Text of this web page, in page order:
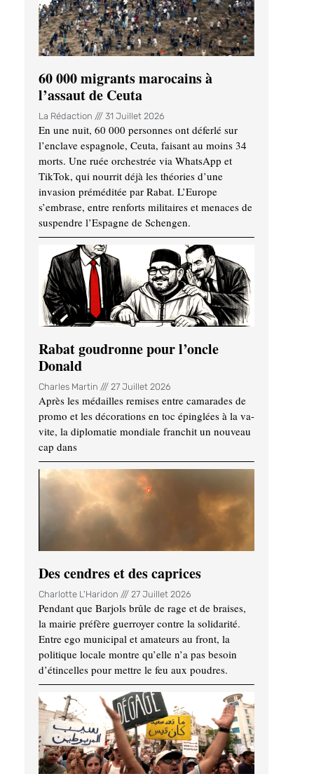
60 000 migrants marocains à
l’assaut de Ceuta
La Rédaction 31 Juillet 2026
En une nuit, 60 000 personnes ont déferlé sur
l’enclave espagnole, Ceuta, faisant au moins 34
morts. Une ruée orchestrée via WhatsApp et
TikTok, qui nourrit déjà les théories d’une
invasion préméditée par Rabat. L’Europe
s’embrase, entre renforts militaires et menaces de
suspendre l’Espagne de Schengen.
Rabat goudronne pour l’oncle
Donald
Charles Martin 27 Juillet 2026
Après les médailles remises entre camarades de
promo et les décorations en toc épinglées à la va-
vite, la diplomatie mondiale franchit un nouveau
cap dans
Des cendres et des caprices
Charlotte L'Haridon 27 Juillet 2026
Pendant que Barjols brûle de rage et de braises,
la mairie préfère guerroyer contre la solidarité.
Entre ego municipal et amateurs au front, la
politique locale montre qu’elle n’a pas besoin
d’étincelles pour mettre le feu aux poudres.